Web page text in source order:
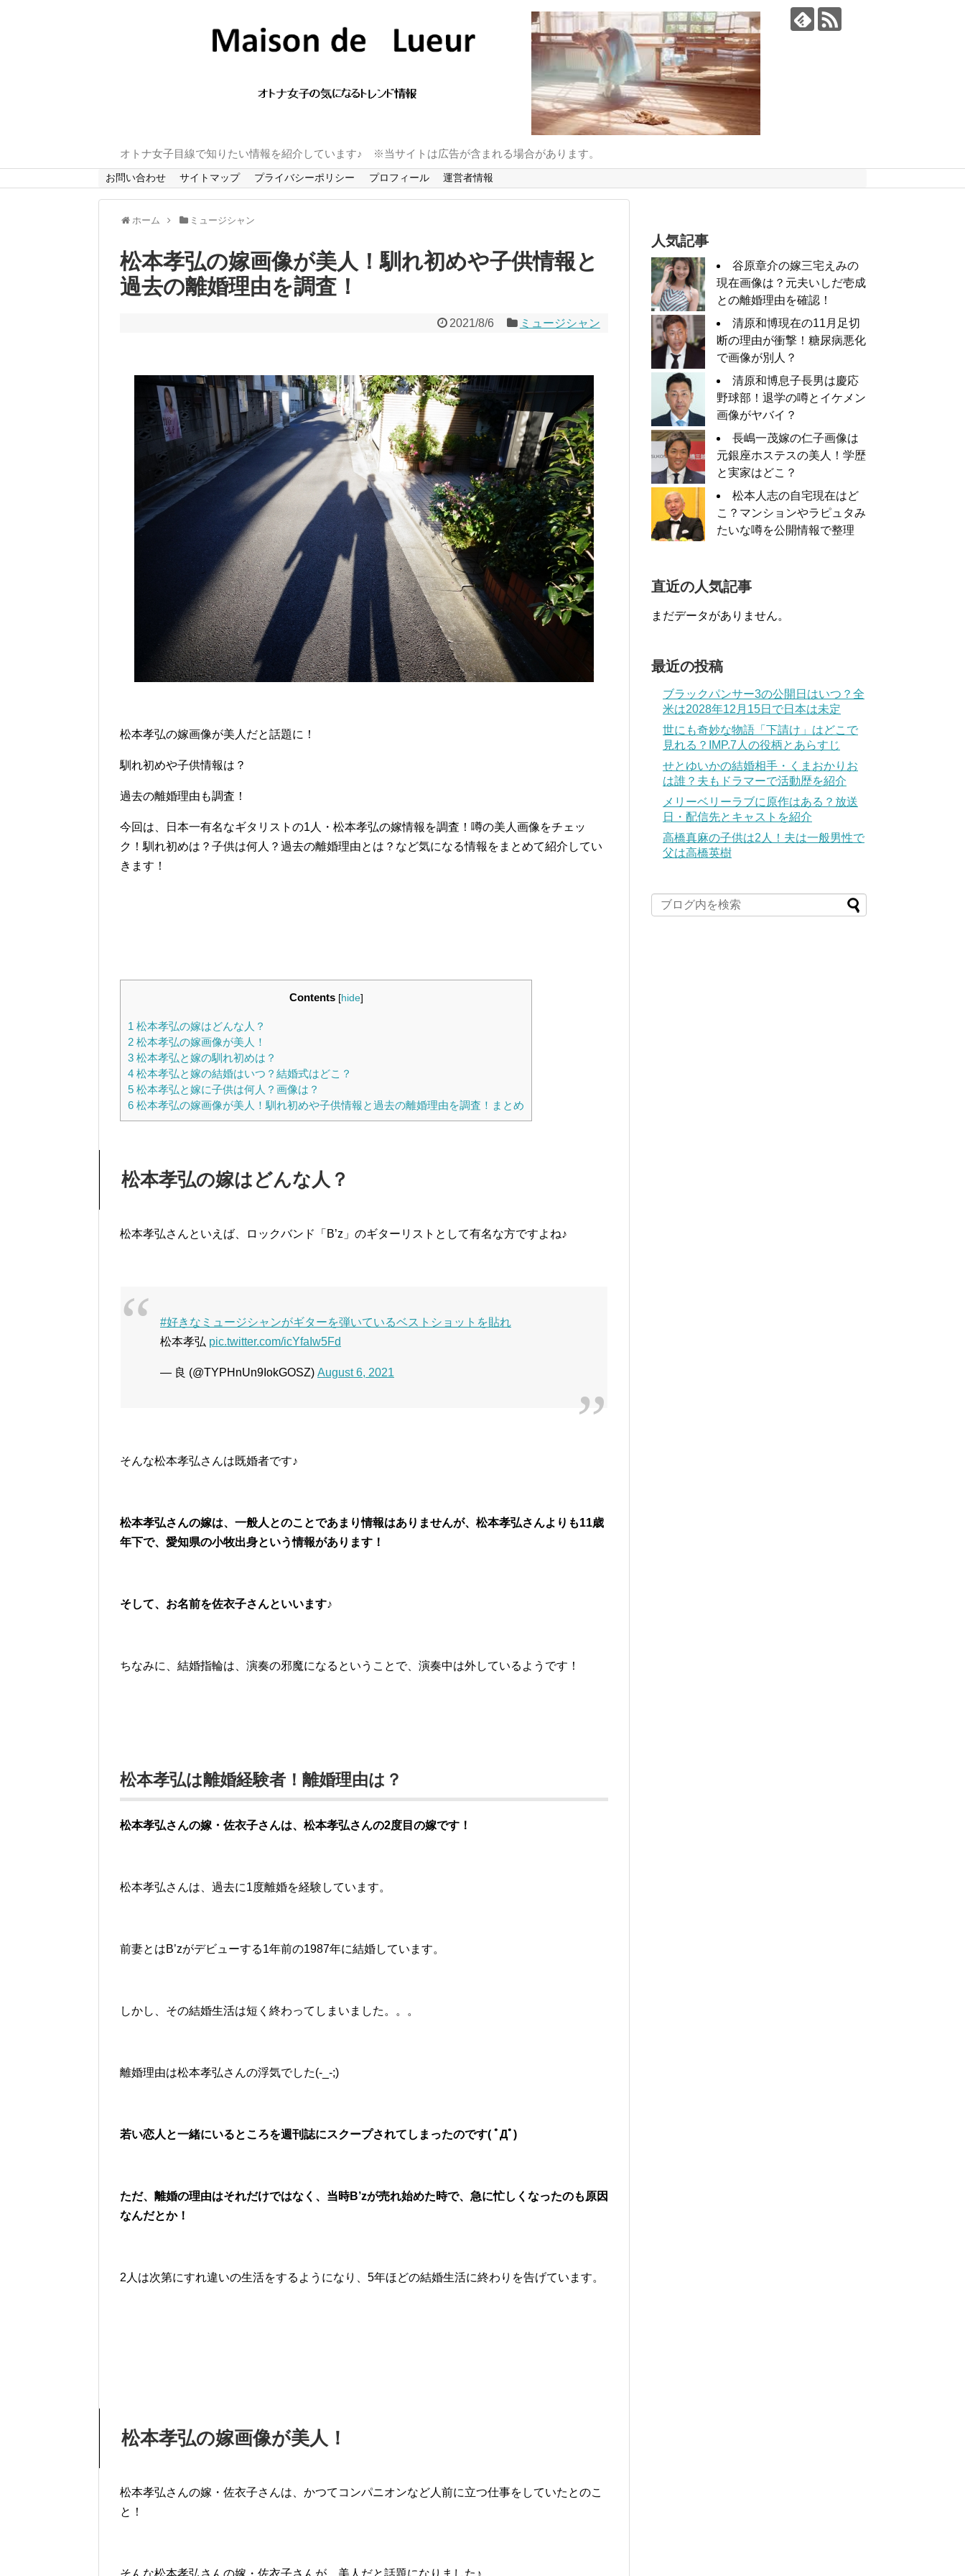
オトナ女子目線で知りたい情報を紹介しています♪ ※当サイトは広告が含まれる場合があります。
お問い合わせ サイトマップ プライバシーポリシー プロフィール 運営者情報
ホーム ミュージシャン
松本孝弘の嫁画像が美人！馴れ初めや子供情報と
過去の離婚理由を調査！
2021/8/6 ミュージシャン
松本孝弘の嫁画像が美人だと話題に！
馴れ初めや子供情報は？
過去の離婚理由も調査！
今回は、日本一有名なギタリストの1人・松本孝弘の嫁情報を調査！噂の美人画像をチェッ
ク！馴れ初めは？子供は何人？過去の離婚理由とは？など気になる情報をまとめて紹介してい
きます！
Contents [hide]
1 松本孝弘の嫁はどんな人？
2 松本孝弘の嫁画像が美人！
3 松本孝弘と嫁の馴れ初めは？
4 松本孝弘と嫁の結婚はいつ？結婚式はどこ？
5 松本孝弘と嫁に子供は何人？画像は？
6 松本孝弘の嫁画像が美人！馴れ初めや子供情報と過去の離婚理由を調査！まとめ
松本孝弘の嫁はどんな人？
松本孝弘さんといえば、ロックバンド「B’z」のギターリストとして有名な方ですよね♪
#好きなミュージシャンがギターを弾いているベストショットを貼れ
松本孝弘 pic.twitter.com/icYfaIw5Fd
— 良 (@TYPHnUn9IokGOSZ) August 6, 2021
そんな松本孝弘さんは既婚者です♪
松本孝弘さんの嫁は、一般人とのことであまり情報はありませんが、松本孝弘さんよりも11歳
年下で、愛知県の小牧出身という情報があります！
そして、お名前を佐衣子さんといいます♪
ちなみに、結婚指輪は、演奏の邪魔になるということで、演奏中は外しているようです！
松本孝弘は離婚経験者！離婚理由は？
松本孝弘さんの嫁・佐衣子さんは、松本孝弘さんの2度目の嫁です！
松本孝弘さんは、過去に1度離婚を経験しています。
前妻とはB’zがデビューする1年前の1987年に結婚しています。
しかし、その結婚生活は短く終わってしまいました。。。
離婚理由は松本孝弘さんの浮気でした(-_-;)
若い恋人と一緒にいるところを週刊誌にスクープされてしまったのです( ﾟДﾟ)
ただ、離婚の理由はそれだけではなく、当時B’zが売れ始めた時で、急に忙しくなったのも原因
なんだとか！
2人は次第にすれ違いの生活をするようになり、5年ほどの結婚生活に終わりを告げています。
松本孝弘の嫁画像が美人！
松本孝弘さんの嫁・佐衣子さんは、かつてコンパニオンなど人前に立つ仕事をしていたとのこ
と！
人気記事
谷原章介の嫁三宅えみの
現在画像は？元夫いしだ壱成
との離婚理由を確認！
清原和博現在の11月足切
断の理由が衝撃！糖尿病悪化
で画像が別人？
清原和博息子長男は慶応
野球部！退学の噂とイケメン
画像がヤバイ？
長嶋一茂嫁の仁子画像は
元銀座ホステスの美人！学歴
と実家はどこ？
松本人志の自宅現在はど
こ？マンションやラピュタみ
たいな噂を公開情報で整理
直近の人気記事
まだデータがありません。
最近の投稿
ブラックパンサー3の公開日はいつ？全
米は2028年12月15日で日本は未定
世にも奇妙な物語「下請け」はどこで
見れる？IMP.7人の役柄とあらすじ
せとゆいかの結婚相手・くまおかりお
は誰？夫もドラマーで活動歴を紹介
メリーベリーラブに原作はある？放送
日・配信先とキャストを紹介
高橋真麻の子供は2人！夫は一般男性で
父は高橋英樹